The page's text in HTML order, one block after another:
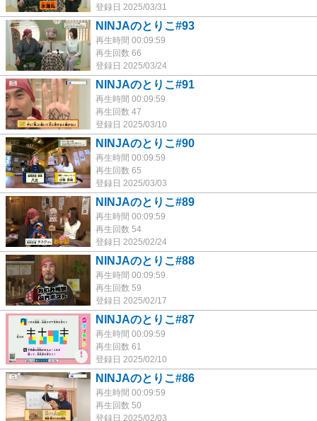
登録日 2025/03/31
NINJAのとりこ#93
再生時間 00:09:59
再生回数 66
登録日 2025/03/24
NINJAのとりこ#91
再生時間 00:09:59
再生回数 47
登録日 2025/03/10
NINJAのとりこ#90
再生時間 00:09:59
再生回数 65
登録日 2025/03/03
NINJAのとりこ#89
再生時間 00:09:59
再生回数 54
登録日 2025/02/24
NINJAのとりこ#88
再生時間 00:09:59
再生回数 59
登録日 2025/02/17
NINJAのとりこ#87
再生時間 00:09:59
再生回数 61
登録日 2025/02/10
NINJAのとりこ#86
再生時間 00:09:59
再生回数 50
登録日 2025/02/03